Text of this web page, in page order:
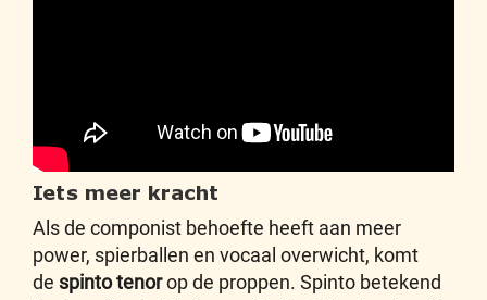
Iets meer kracht
Als de componist behoefte heeft aan meer
power, spierballen en vocaal overwicht, komt
de spinto tenorop de proppen. Spinto betekend